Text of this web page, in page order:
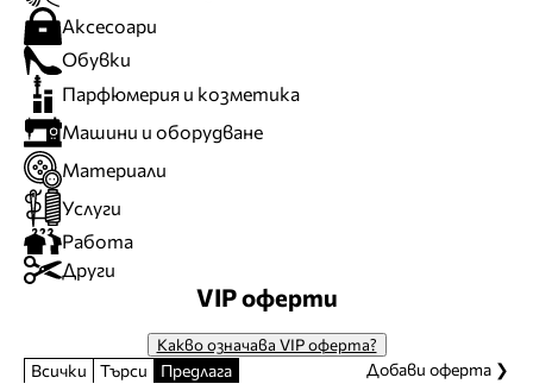
Аксесоари
Обувки
Парфюмерия и козметика
Машини и оборудване
Материали
Услуги
Работа
Други
VIP оферти
Какво означава VIP оферта?
Всички
Търси Предлага Добави оферта ❯